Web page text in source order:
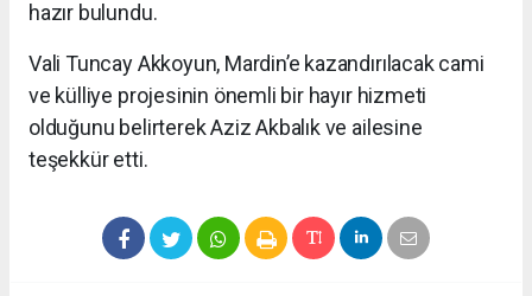
hazır bulundu.
Vali Tuncay Akkoyun, Mardin’e kazandırılacak cami
ve külliye projesinin önemli bir hayır hizmeti
olduğunu belirterek Aziz Akbalık ve ailesine
teşekkür etti.